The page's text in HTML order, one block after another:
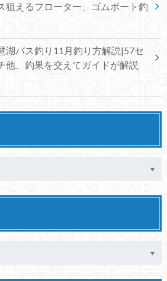
狙えるフローター、ゴムボート釣
湖バス釣り11月釣り方解説|57セ
他、釣果を交えてガイドが解説